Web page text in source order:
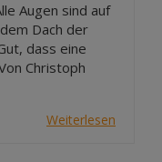
Augen sind auf
Dach der
dass eine
Christoph
Weiterlesen